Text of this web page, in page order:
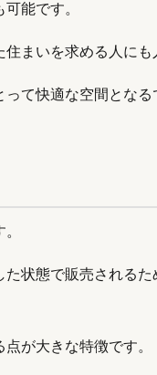
能です。
まいを求める人にも
て快適な空間となる
状態で販売される
が大きな特徴です。